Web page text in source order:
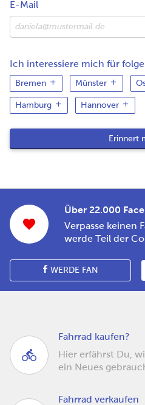
E-Mail
Ich interessiere mich für
Bremen Münster
Hamburg Hannover
Über 22.000
Verpasse keinen
werde Teil der
WERDE FAN
Fahrrad kaufen?
Hier erfährst Du,
ein Neues
Fahrrad verkaufen